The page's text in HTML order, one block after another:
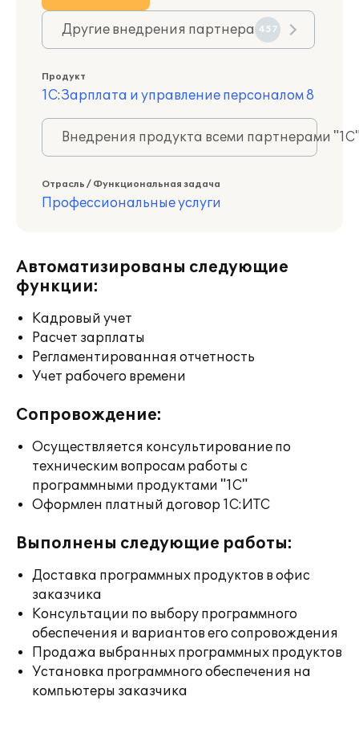
Другие внедрения партнера 457
Продукт
1С:Зарплата и управление персоналом 8
Внедрения продукта всеми партнерами
Отрасль / Функциональная задача
Профессиональные услуги
Автоматизированы следующие
функции:
Кадровый учет
Расчет зарплаты
Регламентированная отчетность
Учет рабочего времени
Сопровождение:
Осуществляется консультирование по
техническим вопросам работы с
программными продуктами "1С"
Оформлен платный договор 1С:ИТС
Выполнены следующие работы:
Доставка программных продуктов в офис
заказчика
Консультации по выбору программного
обеспечения и вариантов его сопровождения
Продажа выбранных программных продуктов
Установка программного обеспечения на
компьютеры заказчика